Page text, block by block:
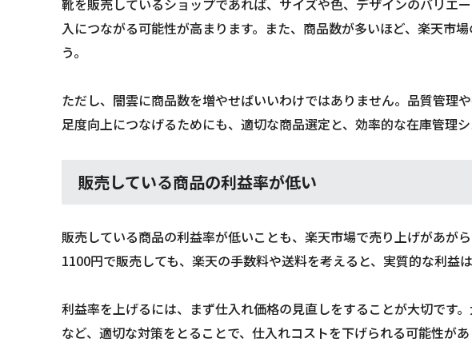
靴を販売しているショップであれば、サイズや色、デザインのバリエ
入につながる可能性が高まります。また、商品数が多いほど、楽天市
う。
ただし、闇雲に商品数を増やせばいいわけではありません。品質管理
足度向上につなげるためにも、適切な商品選定と、効率的な在庫管理シ
販売している商品の利益率が低い
販売している商品の利益率が低いことも、楽天市場で売り上げがあが
1100円で販売しても、楽天の手数料や送料を考えると、実質的な利益
利益率を上げるには、まず仕入れ価格の見直しをすることが大切です
など、適切な対策をとることで、仕入れコストを下げられる可能性があ